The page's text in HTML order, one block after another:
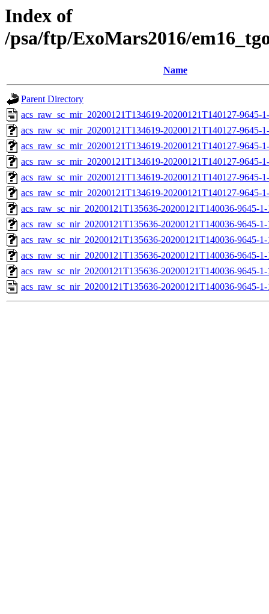
Index of
/psa/ftp/ExoMars2016/
Name
Parent Directory
acs_raw_sc_mir_20200121T134619-20200121T140127-9645-
acs_raw_sc_mir_20200121T134619-20200121T140127-9645-
acs_raw_sc_mir_20200121T134619-20200121T140127-9645-
acs_raw_sc_mir_20200121T134619-20200121T140127-9645-
acs_raw_sc_mir_20200121T134619-20200121T140127-9645-
acs_raw_sc_mir_20200121T134619-20200121T140127-9645-
acs_raw_sc_nir_20200121T135636-20200121T140036-9645-
acs_raw_sc_nir_20200121T135636-20200121T140036-9645-
acs_raw_sc_nir_20200121T135636-20200121T140036-9645-
acs_raw_sc_nir_20200121T135636-20200121T140036-9645-
acs_raw_sc_nir_20200121T135636-20200121T140036-9645-
acs_raw_sc_nir_20200121T135636-20200121T140036-9645-